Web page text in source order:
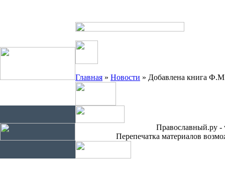
Главная » Новости » Добавлена книга
Православный.ру -
Перепечатка материалов